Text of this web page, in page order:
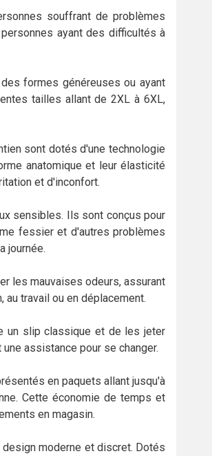
souffrant de problèmes
ayant des difficultés à
formes généreuses ou ayant
tailles allant de 2XL à 6XL,
sont dotés d'une technologie
anatomique et leur élasticité
et d'inconfort.
sensibles. Ils sont conçus pour
fessier et d'autres problèmes
journée.
les mauvaises odeurs, assurant
travail ou en déplacement.
un slip classique et de les jeter
assistance pour se changer.
en paquets allant jusqu'à
Cette économie de temps et
en magasin.
moderne et discret. Dotés